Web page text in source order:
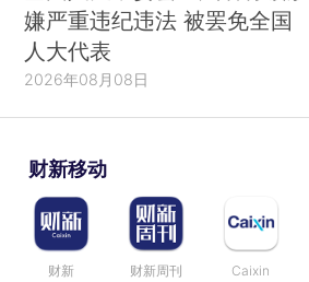
嫌严重违纪违法 被罢免全国
人大代表
2026年08月08日
财新移动
财新 财新周刊 Caixin